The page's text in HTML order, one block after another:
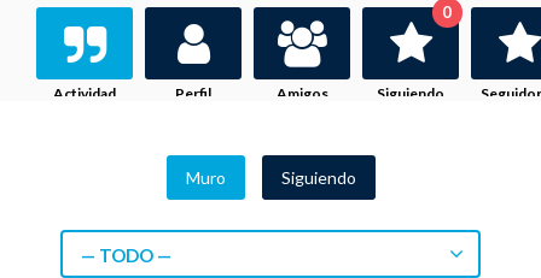
Actividad Perfil Amigos Siguiendo
0
Muro Siguiendo
— TODO —